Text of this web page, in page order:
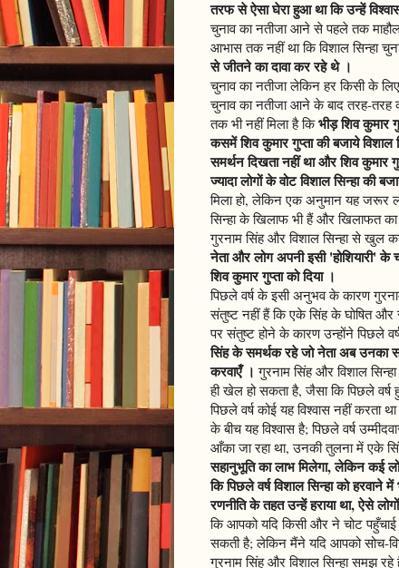
तरफ से ऐसा घेरा हुआ था कि उन्हें
चुनाव का नतीजा आने से पहले तक माहौल
आभास तक नहीं था कि विशाल सिन्हा
से जीतने का दावा कर रहे थे ।
चुनाव का नतीजा लेकिन हर किसी के
चुनाव का नतीजा आने के बाद तरह-तरह
तक भी नहीं मिला है किभीड़ शिव कुमार
कसमें शिव कुमार गुप्ता की बजाये
समर्थन दिखता नहीं था और शिव कुमार
ज्यादा लोगों के वोट विशाल सिन्हा की
मिला हो, लेकिन एक अनुमान यह जरूर
सिन्हा के खिलाफ भी हैं और खिलाफत
गुरनाम सिंह और विशाल सिन्हा से खुल
नेता और लोग अपनी इसी 'होशियारी' के
शिव कुमार गुप्ता को दिया ।
पिछले वर्ष के इसी अनुभव के कारण
संतुष्ट नहीं हैं कि एके सिंह के घोषित
पर संतुष्ट होने के कारण उन्होंने पिछले
सिंह के समर्थक रहे जो नेता अब उनका
करवाएँ । गुरनाम सिंह और विशाल
ही खेल हो सकता है, जैसा कि पिछले वर्ष
पिछले वर्ष कोई यह विश्वास नहीं करता
के बीच यह विश्वास है; पिछले वर्ष
आँका जा रहा था, उनकी तुलना में एके
सहानुभूति का लाभ मिलेगा, लेकिन कई
कि पिछले वर्ष विशाल सिन्हा को
रणनीति के तहत उन्हें हराया था, ऐसे
कि आपको यदि किसी और ने चोट
सकती है; लेकिन मैंने यदि आपको सोच-
गुरनाम सिंह और विशाल सिन्हा समझ